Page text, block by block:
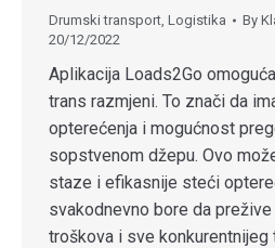
Drumski transport Logistika By
20/12/2022
Aplikacija Loads2Go
trans razmjeni. To znači da
opterećenja i mogućnost
sopstvenom džepu. Ovo
staze i efikasnije steći
svakodnevno bore da
troškova i sve konkurentnijeg